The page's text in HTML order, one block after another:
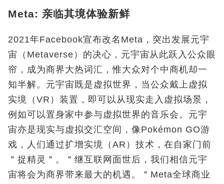
Meta: 亲临其境体验新鲜
2021年Facebook宣布改名Meta，突出发展元宇
宙（Metaverse）的决心，元宇宙从此跃入公众眼
帘，成为商界大热词汇，惟大众对个中商机却一
知半解。元宇宙既是虚拟世界，当公众戴上虚拟
实境（VR）装置，即可以从现实走入虚拟场景，
例如可以置身家中参与虚拟世界的音乐会。元宇
宙亦是现实与虚拟交汇空间，像Pokémon GO游
戏，人们通过扩增实境（AR）技术，在自家门前
＂捉精灵＂。＂继互联网面世后，我们相信元宇
宙将会为商界带来最大的机遇。＂Meta全球商业